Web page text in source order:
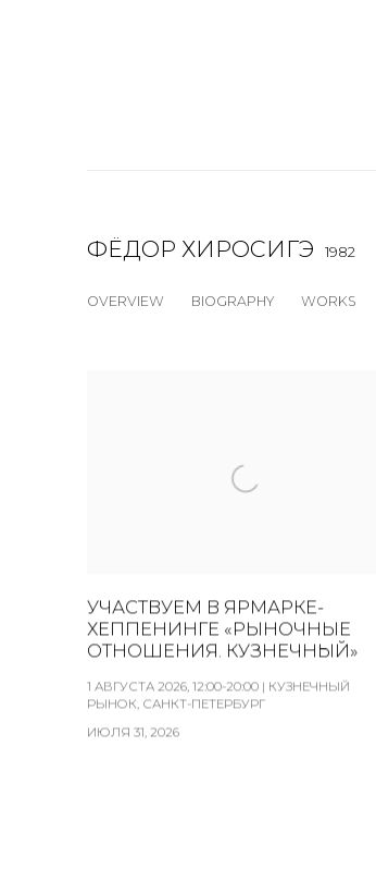
ФЁДОР ХИРОСИГЭ 1982
OVERVIEW BIOGRAPHY WORKS
УЧАСТВУЕМ В ЯРМАРКЕ-
ХЕППЕНИНГЕ «РЫНОЧНЫЕ
ОТНОШЕНИЯ. КУЗНЕЧНЫЙ»
1 АВГУСТА 2026, 12:00-20:00 | КУЗНЕЧНЫЙ
РЫНОК, САНКТ-ПЕТЕРБУРГ
ИЮЛЯ 31, 2026